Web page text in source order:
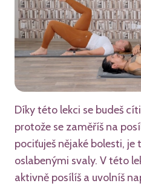
Díky této lekci se budeš
protože se zaměříš na
pociťuješ nějaké bolesti,
oslabenými svaly. V této
aktivně posílíš a uvolníš